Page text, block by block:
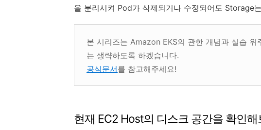
을 분리시켜 Pod가 삭제되거나 수정되어도 Storage
본 시리즈는 Amazon EKS의 관한 개념과 실습
는 생략하도록 하겠습니다.
공식문서를 참고해주세요!
현재 EC2 Host의 디스크 공간을 확인해